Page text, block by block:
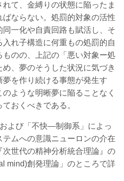
て、金縛りの状態に陥ったま
ばならない。処罰的対象の活性
一化や自責回路も賦活し、そ
れ子構造に何重もの処罰的自
のの、上記の「悪い対象ー処
、夢のそうした状況に気づき
を作り続ける事態が発生す
ような明晰夢に陥ることなく
おくべきである。
よび「不快―制御系」によっ
ムへの意識ニューロンの介在
世代の精神分析統合理論』の
mind)創発理論」のところで詳